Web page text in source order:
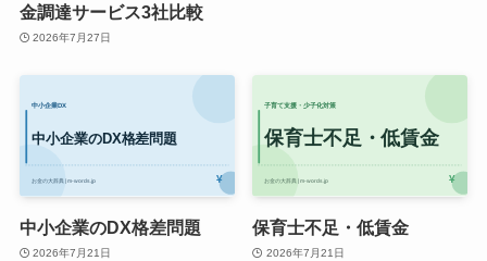
金調達サービス3社比較
2026年7月27日
中小企業のDX格差問題
2026年7月21日
保育士不足・低賃金
2026年7月21日